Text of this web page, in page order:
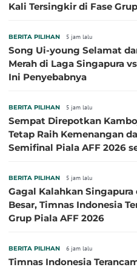
Kali Tersingkir di Fase Grup
BERITA PILIHAN 5 jam lalu
Song Ui-young Selamat
Merah di Laga Singapura
Ini Penyebabnya
BERITA PILIHAN 5 jam lalu
Sempat Direpotkan
Tetap Raih Kemenangan
Semifinal Piala AFF 2026
BERITA PILIHAN 5 jam lalu
Gagal Kalahkan Singapura
Besar, Timnas Indonesia
Grup Piala AFF 2026
BERITA PILIHAN 6 jam lalu
Timnas Indonesia